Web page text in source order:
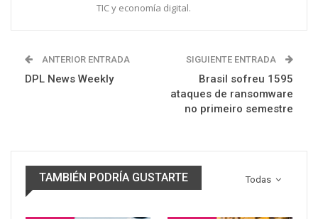
TIC y economía digital.
ANTERIOR ENTRADA
DPL News Weekly
SIGUIENTE ENTRADA
Brasil sofreu 1595
ataques de ransomware
no primeiro semestre
Todas
TAMBIÉN PODRÍA GUSTARTE